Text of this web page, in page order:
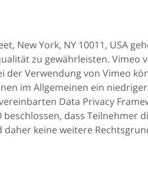
New York, NY 10011, USA
zu gewährleisten. Vimeo
der Verwendung von Vimeo
im Allgemeinen ein
Data Privacy
dass Teilnehmer
keine weitere